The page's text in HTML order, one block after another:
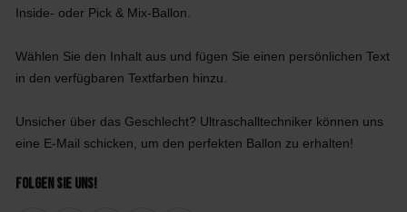
Inside- oder Pick & Mix-Ballon.
Wählen Sie den Inhalt aus und fügen Sie einen persönlichen Text
in den verfügbaren Textfarben hinzu.
Unsicher über das Geschlecht? Ultraschalltechniker können uns
eine E-Mail schicken, um den perfekten Ballon zu erhalten!
Folgen Sie uns!